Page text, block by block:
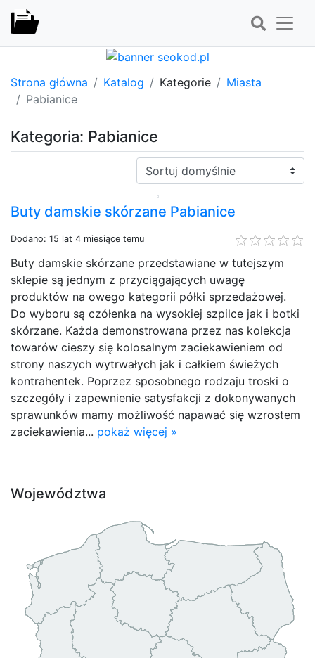
Strona główna Katalog Kategorie
Miasta
Pabianice
Kategoria: Pabianice
Sortuj:
Buty damskie skórzane Pabianice
Dodano: 15 lat 4 miesiące temu
Buty damskie skórzane przedstawiane w tutejszym
sklepie są jednym z przyciągających uwagę
produktów na owego kategorii półki sprzedażowej.
Do wyboru są czółenka na wysokiej szpilce jak i botki
skórzane. Każda demonstrowana przez nas kolekcja
towarów cieszy się kolosalnym zaciekawieniem od
strony naszych wytrwałych jak i całkiem świeżych
kontrahentek. Poprzez sposobnego rodzaju troski o
szczegóły i zapewnienie satysfakcji z dokonywanych
sprawunków mamy możliwość napawać się wzrostem
zaciekawienia... pokaż więcej »
Województwa